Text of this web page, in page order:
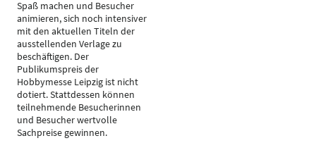
Spaß machen und Besucher
animieren, sich noch intensiver
mit den aktuellen Titeln der
ausstellenden Verlage zu
beschäftigen. Der
Publikumspreis der
Hobbymesse Leipzig ist nicht
dotiert. Stattdessen können
teilnehmende Besucherinnen
und Besucher wertvolle
Sachpreise gewinnen.